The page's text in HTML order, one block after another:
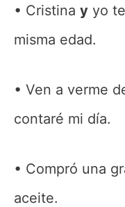
Cristina y yo
misma edad.
Ven a verme
contaré mi día.
Compró una
aceite.